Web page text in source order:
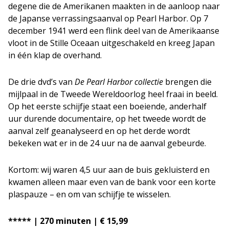
degene die de Amerikanen maakten in de aanloop naar
de Japanse verrassingsaanval op Pearl Harbor. Op 7
december 1941 werd een flink deel van de Amerikaanse
vloot in de Stille Oceaan uitgeschakeld en kreeg Japan
in één klap de overhand.
De drie dvd’s van De Pearl Harbor collectie brengen die
mijlpaal in de Tweede Wereldoorlog heel fraai in beeld.
Op het eerste schijfje staat een boeiende, anderhalf
uur durende documentaire, op het tweede wordt de
aanval zelf geanalyseerd en op het derde wordt
bekeken wat er in de 24 uur na de aanval gebeurde.
Kortom: wij waren 4,5 uur aan de buis gekluisterd en
kwamen alleen maar even van de bank voor een korte
plaspauze – en om van schijfje te wisselen.
***** | 270 minuten | € 15,99